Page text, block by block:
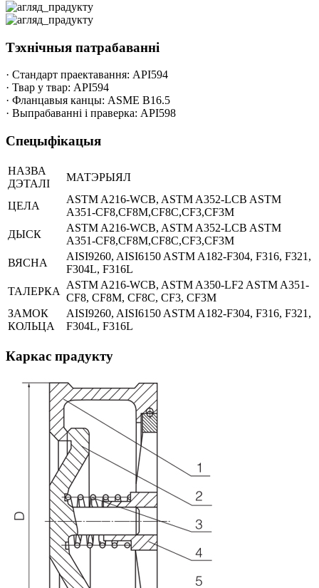
Тэхнічныя патрабаванні
· Стандарт праектавання: API594
· Твар у твар: API594
· Фланцавыя канцы: ASME B16.5
· Выпрабаванні і праверка: API598
Спецыфікацыя
НАЗВА
ДЭТАЛІ
МАТЭРЫЯЛ
ЦЕЛА
ASTM A216-WCB, ASTM A352-LCB ASTM
A351-CF8,CF8M,CF8C,CF3,CF3M
ДЫСК
ASTM A216-WCB, ASTM A352-LCB ASTM
A351-CF8,CF8M,CF8C,CF3,CF3M
ВЯСНА
AISI9260, AISI6150 ASTM A182-F304, F316, F321,
F304L, F316L
ТАЛЕРКА
ASTM A216-WCB, ASTM A350-LF2 ASTM A351-
CF8, CF8M, CF8C, CF3, CF3M
ЗАМОК
КОЛЬЦА
AISI9260, AISI6150 ASTM A182-F304, F316, F321,
F304L, F316L
Каркас прадукту